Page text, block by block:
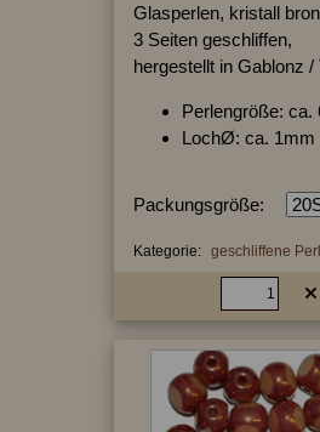
Glasperlen, kristall
3 Seiten geschliffen,
hergestellt in Gablonz /
Perlengröße: ca.
LochØ: ca. 1mm
Packungsgröße:
Kategorie: geschliffene